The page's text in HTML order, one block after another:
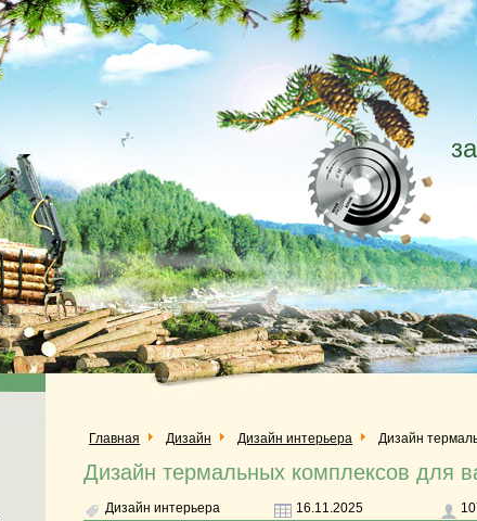
Главная Дизайн Дизайн интерьера Дизайн
Дизайн термальных комплексов для
Дизайн интерьера 16.11.2025